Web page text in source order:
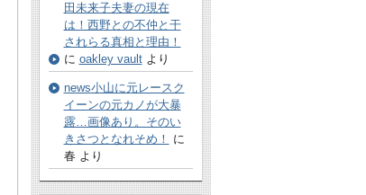
田未来子夫妻の現在
は！西野との不仲と干
されらる真相と理由！
に oakley vaultより
news小山に元レースク
イーンの元カノが大暴
露…画像あり。そのい
きさつとなれそめ！
に
春 より